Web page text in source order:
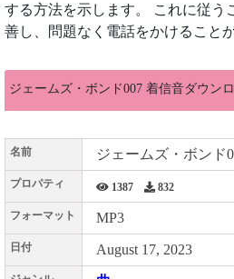
する方法を示します。 これに従う
善し、問題なく電話をかけること
ジェームズ・ボンド007 着信音ダウン
名前 ジェームズ・ボンド
プロパティ 1387 832
フォーマット MP3
日付 August 17, 2023